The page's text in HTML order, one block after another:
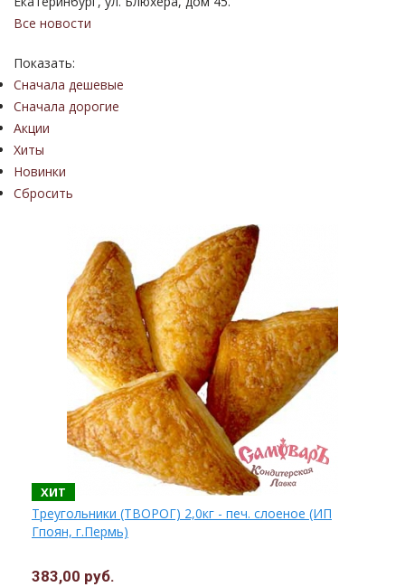
Все новости
Показать:
Сначала дешевые
Сначала дорогие
Акции
Хиты
Новинки
Сбросить
ХИТ
Треугольники (ТВОРОГ) 2,0кг - печ. слоеное (ИП
Гпоян, г.Пермь)
383,00 руб.